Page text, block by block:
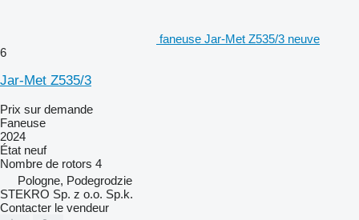
faneuse Jar-Met Z535/3 neuve
6
Jar-Met Z535/3
Prix sur demande
Faneuse
2024
État neuf
Nombre de rotors 4
Pologne, Podegrodzie
STEKRO Sp. z o.o. Sp.k.
Contacter le vendeur